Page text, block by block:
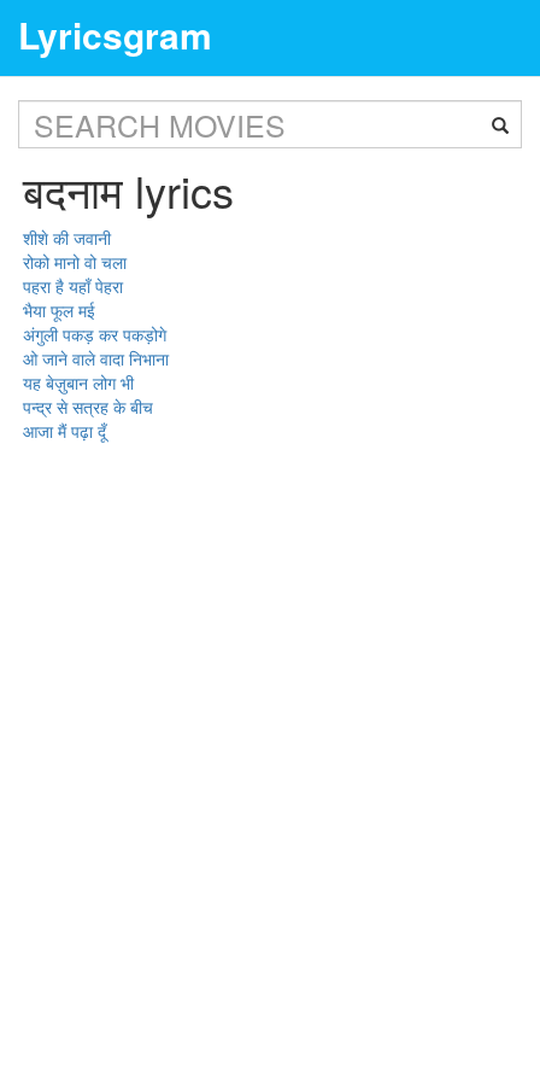
Lyricsgram
बदनाम lyrics
शीशे की जवानी
रोको मानो वो चला
पहरा है यहाँ पेहरा
भैया फूल मई
अंगुली पकड़ कर पकड़ोगे
ओ जाने वाले वादा निभाना
यह बेज़ुबान लोग भी
पन्द्र से सत्रह के बीच
आजा मैं पढ़ा दूँ